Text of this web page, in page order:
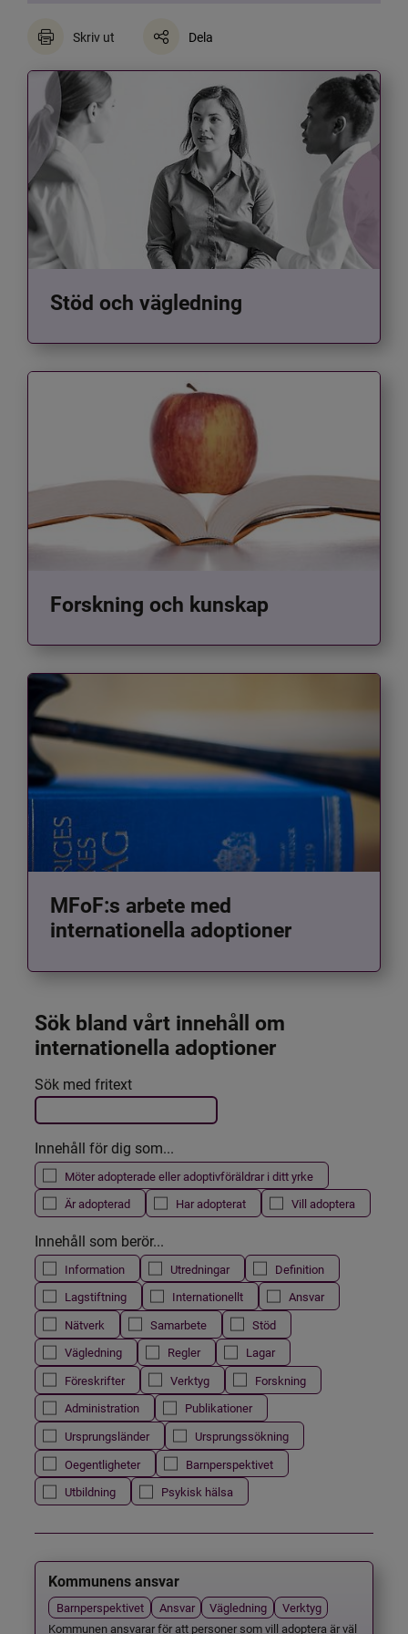
Skriv ut Dela
Stöd och vägledning
Forskning och kunskap
MFoF:s arbete med
internationella adoptioner
Sök bland vårt innehåll om
internationella adoptioner
Filtrera resultatet
Det här formuläret postas automatiskt
Sök med fritext
Innehåll för dig som...
Möter adopterade eller adoptivföräldrar i ditt yrke
Är adopterad
Har adopterat Vill adoptera
Innehåll som berör...
Information Utredningar
Definition
Lagstiftning
Internationellt
Ansvar
Nätverk
Samarbete
Stöd
Vägledning
Regler
Lagar
Föreskrifter
Verktyg
Forskning
Administration
Publikationer
Ursprungsländer
Ursprungssökning
Oegentligheter
Barnperspektivet
Utbildning
Psykisk hälsa
Kommunens ansvar
Barnperspektivet Ansvar Vägledning
Verktyg
Kommunen ansvarar för att personer som vill adoptera är väl